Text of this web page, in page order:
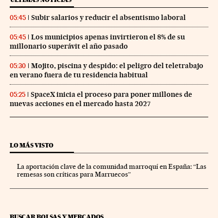
05:45 Subir salarios y reducir el absentismo laboral
05:45
Los municipios apenas invirtieron el 8% de su
millonario superávit el año pasado
05:30
Mojito, piscina y despido: el peligro del teletrabajo
en verano fuera de tu residencia habitual
05:25
SpaceX inicia el proceso para poner millones de
nuevas acciones en el mercado hasta 2027
LO MÁS VISTO
La aportación clave de la comunidad marroquí en España: “Las
remesas son críticas para Marruecos”